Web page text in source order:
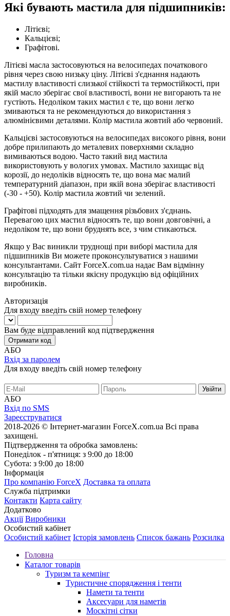
Які бувають мастила для підшипників:
Літієві;
Кальцієві;
Графітові.
Літієві масла застосовуються на велосипедах початкового
рівня через свою низьку ціну. Літієві з'єднання надають
мастилу властивості слизької стійкості та термостійкості, при
якій масло зберігає свої властивості, вони не вигорають та не
густіють. Недоліком таких мастил є те, що вони легко
змиваються та не рекомендуються до використання з
алюмінієвими деталями. Колір мастила жовтий або червоний.
Кальцієві застосовуються на велосипедах високого рівня, вони
добре прилипають до металевих поверхнями складно
вимиваються водою. Часто такий вид мастила
використовують у вологих умовах. Мастило захищає від
корозії, до недоліків відносять те, що вона має малий
температурний діапазон, при якій вона зберігає властивості
(-30 - +50). Колір мастила жовтий чи зелений.
Графітові підходять для змащення різьбових з'єднань.
Перевагою цих мастил відносять те, що вони довговічні, а
недоліком те, що вони бруднять все, з чим стикаються.
Якщо у Вас виникли труднощі при виборі мастила для
підшипників Ви можете проконсультуватися з нашими
консультантами. Сайт ForceX.com.ua надає Вам відмінну
консультацію та тільки якісну продукцію від офіційних
виробників.
Авторизація
Для входу введіть свій номер телефону
Вам буде відправлений код підтвердження
Отримати код
АБО
Вхід за паролем
Для входу введіть свій номер телефону
АБО
Вхід по SMS
Зареєструватися
2018-2026 © Інтернет-магазин ForceX.com.ua Всі права
захищені.
Підтвердження та обробка замовлень:
Понеділок - п'ятниця: з 9:00 до 18:00
Субота: з 9:00 до 18:00
Інформація
Про компанію ForceX Доставка та оплата
Служба підтримки
Контакти Карта сайту
Додатково
Акції Виробники
Особистий кабінет
Особистий кабінет Історія замовлень Список бажань Розсилка
Головна
Каталог товарів
Туризм та кемпінг
Туристичне спорядження і тенти
Намети та тенти
Аксесуари для наметів
Москітні сітки